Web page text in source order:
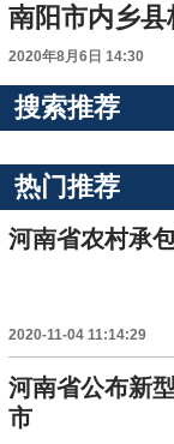
南阳市内乡
2020年8月6日 14:30
搜索推荐
热门推荐
河南省农村承
2020-11-04 11:14:29
河南省公布新
市